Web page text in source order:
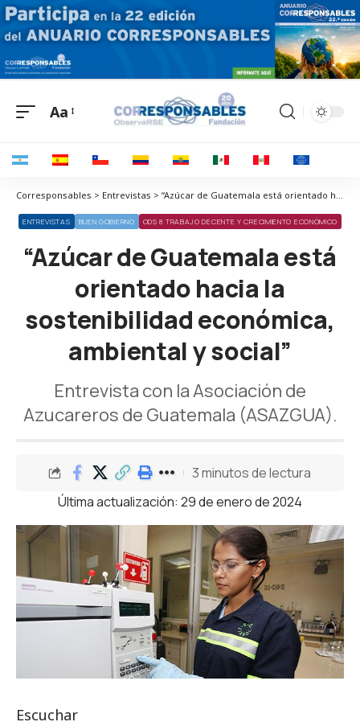
Aa
Corresponsables > Entrevistas > “Azúcar de Guatemala está orientado hacia la sostenibilidad económica, ambiental y social”
ENTREVISTAS BUEN GOBIERNO ODS 8 TRABAJO DECENTE Y CRECIMIENTO ECONÓMICO
“Azúcar de Guatemala está
orientado hacia la
sostenibilidad económica,
ambiental y social”
Entrevista con la Asociación de
Azucareros de Guatemala (ASAZGUA).
Última actualización: 29 de enero de 2024
3 minutos de lectura
Escuchar